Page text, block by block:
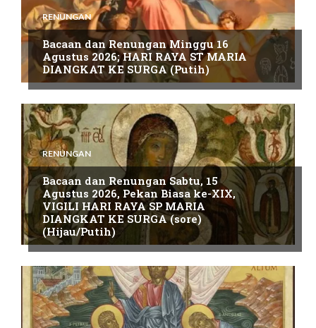
RENUNGAN
Bacaan dan Renungan Minggu 16
Agustus 2026; HARI RAYA ST MARIA
DIANGKAT KE SURGA (Putih)
RENUNGAN
Bacaan dan Renungan Sabtu, 15
Agustus 2026, Pekan Biasa ke-XIX,
VIGILI HARI RAYA SP MARIA
DIANGKAT KE SURGA (sore)
(Hijau/Putih)